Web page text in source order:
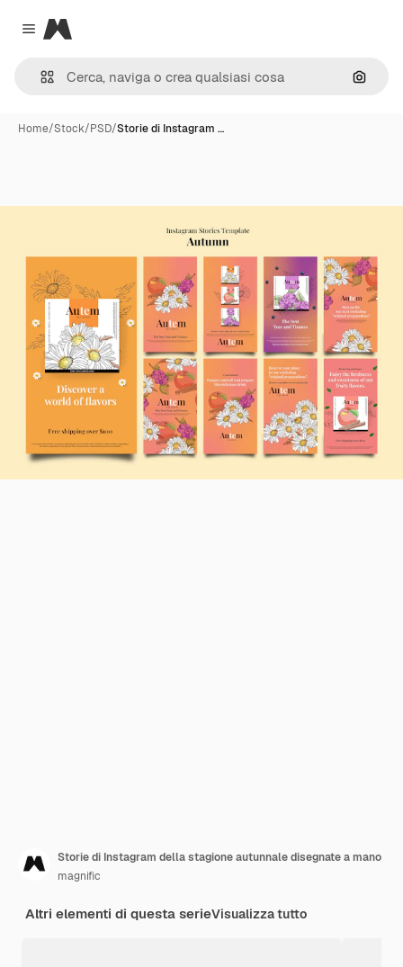
Close menu
Magnific
Cerca
Home/Stock/PSD/Storie di Instagram …
Storie di Instagram della stagione autunnale disegnate a mano
magnific
Altri elementi di questa serieVisualizza tutto